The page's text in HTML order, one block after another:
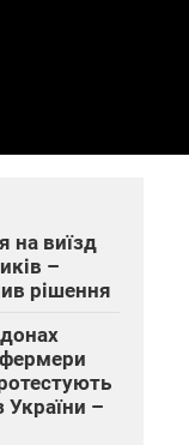
на виїзд
–
рішення
України –